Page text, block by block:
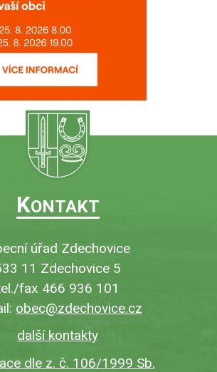
KONTAKT
úřad Zdechovice
11 Zdechovice 5
fax 466 936 101
obec@zdechovice.cz
další kontakty
dle z. č. 106/1999 Sb.